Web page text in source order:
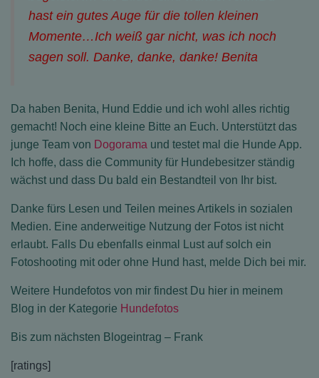
hast ein gutes Auge für die tollen kleinen
Momente…Ich weiß gar nicht, was ich noch
sagen soll. Danke, danke, danke! Benita
Da haben Benita, Hund Eddie und ich wohl alles richtig
gemacht! Noch eine kleine Bitte an Euch. Unterstützt das
junge Team von Dogorama und testet mal die Hunde App.
Ich hoffe, dass die Community für Hundebesitzer ständig
wächst und dass Du bald ein Bestandteil von Ihr bist.
Danke fürs Lesen und Teilen meines Artikels in sozialen
Medien. Eine anderweitige Nutzung der Fotos ist nicht
erlaubt. Falls Du ebenfalls einmal Lust auf solch ein
Fotoshooting mit oder ohne Hund hast, melde Dich bei mir.
Weitere Hundefotos von mir findest Du hier in meinem
Blog in der Kategorie Hundefotos
Bis zum nächsten Blogeintrag – Frank
[ratings]